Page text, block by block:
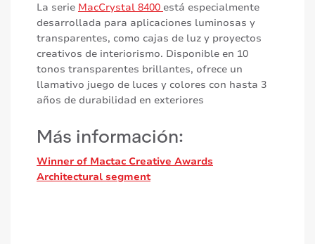
La serie MacCrystal 8400 está especialmente
desarrollada para aplicaciones luminosas y
transparentes, como cajas de luz y proyectos
creativos de interiorismo. Disponible en 10
tonos transparentes brillantes, ofrece un
llamativo juego de luces y colores con hasta 3
años de durabilidad en exteriores
Más información:
Winner of Mactac Creative Awards
Architectural segment